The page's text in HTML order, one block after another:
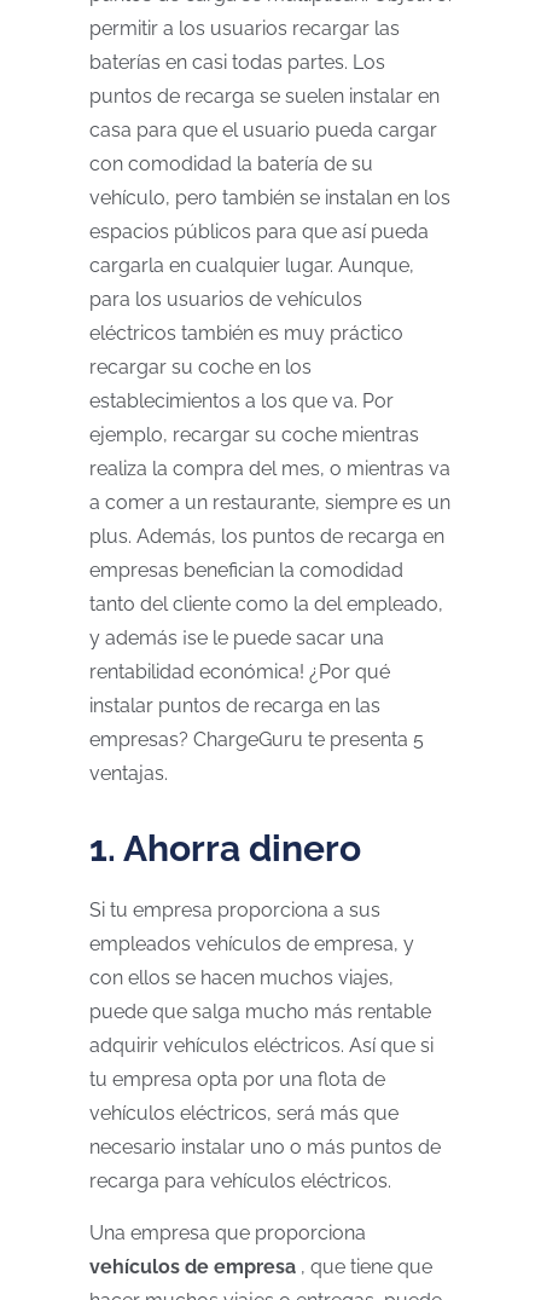
permitir a los usuarios recargar las
baterías en casi todas partes. Los
puntos de recarga se suelen instalar en
casa para que el usuario pueda cargar
con comodidad la batería de su
vehículo, pero también se instalan en los
espacios públicos para que así pueda
cargarla en cualquier lugar. Aunque,
para los usuarios de vehículos
eléctricos también es muy práctico
recargar su coche en los
establecimientos a los que va. Por
ejemplo, recargar su coche mientras
realiza la compra del mes, o mientras va
a comer a un restaurante, siempre es un
plus. Además, los puntos de recarga en
empresas benefician la comodidad
tanto del cliente como la del empleado,
y además ¡se le puede sacar una
rentabilidad económica! ¿Por qué
instalar puntos de recarga en las
empresas? ChargeGuru te presenta 5
ventajas.
1. Ahorra dinero
Si tu empresa proporciona a sus
empleados vehículos de empresa, y
con ellos se hacen muchos viajes,
puede que salga mucho más rentable
adquirir vehículos eléctricos. Así que si
tu empresa opta por una flota de
vehículos eléctricos, será más que
necesario instalar uno o más puntos de
recarga para vehículos eléctricos.
Una empresa que proporciona
vehículos de empresa , que tiene que